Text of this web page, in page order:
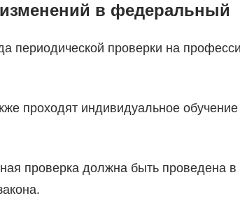
в федеральный
периодической проверки на
проходят индивидуальное
проверка должна быть проведена